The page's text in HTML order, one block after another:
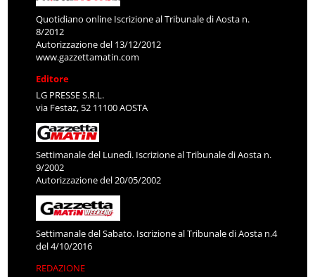
Quotidiano online Iscrizione al Tribunale di Aosta n.
8/2012
Autorizzazione del 13/12/2012
www.gazzettamatin.com
Editore
LG PRESSE S.R.L.
via Festaz, 52 11100 AOSTA
Settimanale del Lunedì. Iscrizione al Tribunale di Aosta n.
9/2002
Autorizzazione del 20/05/2002
Settimanale del Sabato. Iscrizione al Tribunale di Aosta n.4
del 4/10/2016
REDAZIONE